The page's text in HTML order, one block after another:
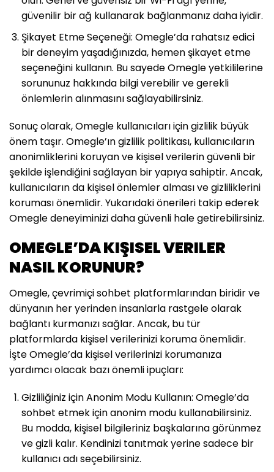
güvenilir bir ağ kullanarak bağlanmanız daha iyidir.
Şikayet Etme Seçeneği: Omegle’da rahatsız edici
bir deneyim yaşadığınızda, hemen şikayet etme
seçeneğini kullanın. Bu sayede Omegle yetkililerine
sorununuz hakkında bilgi verebilir ve gerekli
önlemlerin alınmasını sağlayabilirsiniz.
Sonuç olarak, Omegle kullanıcıları için gizlilik büyük
önem taşır. Omegle’ın gizlilik politikası, kullanıcıların
anonimliklerini koruyan ve kişisel verilerin güvenli bir
şekilde işlendiğini sağlayan bir yapıya sahiptir. Ancak,
kullanıcıların da kişisel önlemler alması ve gizliliklerini
koruması önemlidir. Yukarıdaki önerileri takip ederek
Omegle deneyiminizi daha güvenli hale getirebilirsiniz.
OMEGLE’DA KIŞISEL VERILER
NASIL KORUNUR?
Omegle, çevrimiçi sohbet platformlarından biridir ve
dünyanın her yerinden insanlarla rastgele olarak
bağlantı kurmanızı sağlar. Ancak, bu tür
platformlarda kişisel verilerinizi koruma önemlidir.
İşte Omegle’da kişisel verilerinizi korumanıza
yardımcı olacak bazı önemli ipuçları:
Gizliliğiniz için Anonim Modu Kullanın: Omegle’da
sohbet etmek için anonim modu kullanabilirsiniz.
Bu modda, kişisel bilgileriniz başkalarına görünmez
ve gizli kalır. Kendinizi tanıtmak yerine sadece bir
kullanıcı adı seçebilirsiniz.